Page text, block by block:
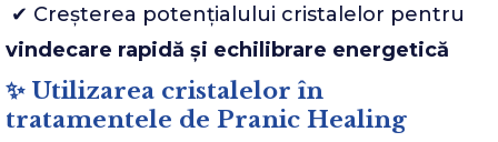
✔ Creșterea potențialului cristalelor pentru
vindecare rapidă și echilibrare energetică
✨ Utilizarea cristalelor în
tratamentele de Pranic Healing